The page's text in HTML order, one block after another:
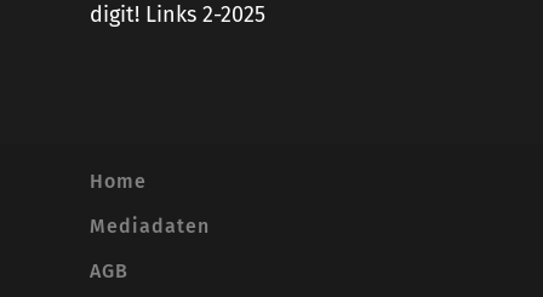
digit! Links 2-2025
Home
Mediadaten
AGB